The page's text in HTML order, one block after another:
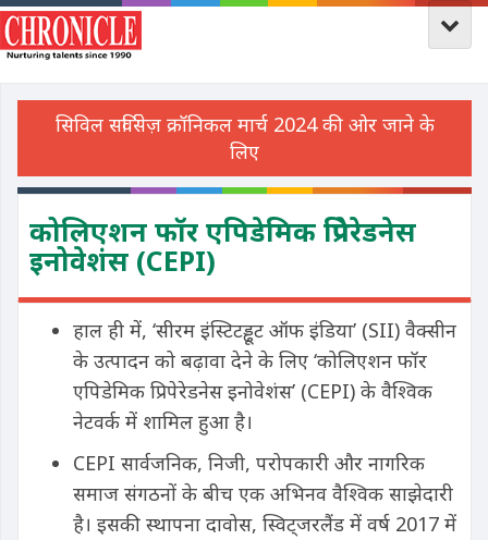
कोलिएशन फॉर एपिडेमिक प्रिपेरेडनेस
इनोवेशंस (CEPI)
हाल ही में, ‘सीरम इंस्टिटड्ढूट ऑफ इंडिया’ (SII) वैक्सीन
के उत्पादन को बढ़ावा देने के लिए ‘कोलिएशन फॉर
एपिडेमिक प्रिपेरेडनेस इनोवेशंस’ (CEPI) के वैश्विक
नेटवर्क में शामिल हुआ है।
CEPI सार्वजनिक, निजी, परोपकारी और नागरिक
समाज संगठनों के बीच एक अभिनव वैश्विक साझेदारी
है। इसकी स्थापना दावोस, स्विट्जरलैंड में वर्ष 2017 में